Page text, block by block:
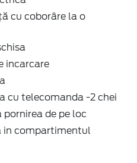
cu coborâre la o
incarcare
cu telecomanda -2 chei
de pe loc
in compartimentul